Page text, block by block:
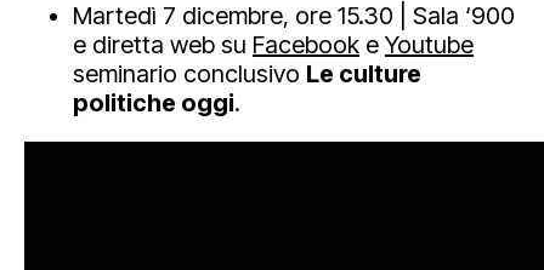
Martedì 7 dicembre, ore 15.30 | Sala ‘900
e diretta web su Facebook e Youtube
seminario conclusivo Le culture
politiche oggi.